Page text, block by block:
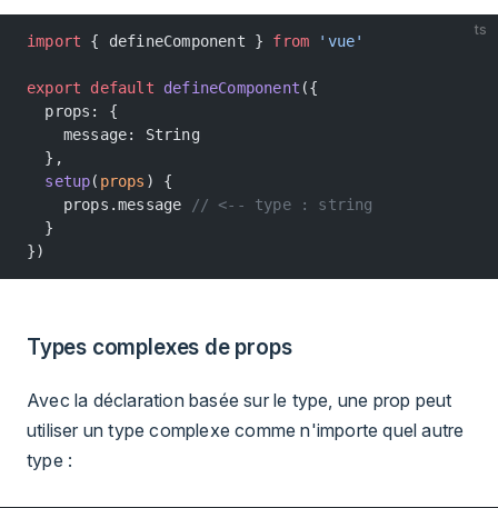
ts
import { defineComponent } from 'vue'
export default defineComponent ({
  props: {
    message: String
  },
  setup
( props ) {
    props.message
// <-- type : string
  }
})
Types complexes de props
Avec la déclaration basée sur le type, une prop peut
utiliser un type complexe comme n'importe quel autre
type :